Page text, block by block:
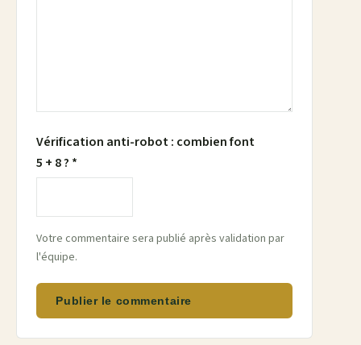
Vérification anti-robot : combien font
5 + 8 ? *
Votre commentaire sera publié après validation par
l'équipe.
Publier le commentaire